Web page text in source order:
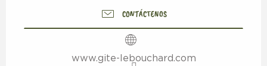
CONTÁCTENOS
www.gite-lebouchard.com